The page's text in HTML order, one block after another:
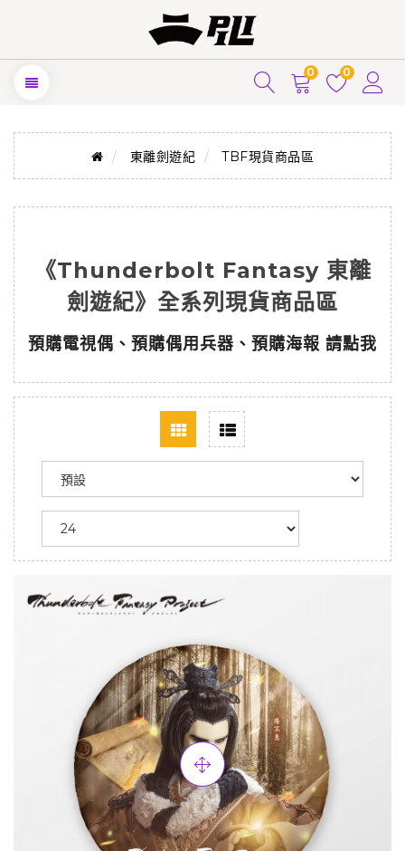
0 0
東離劍遊紀 TBF現貨商品區
《Thunderbolt Fantasy 東離
劍遊紀》全系列現貨商品區
預購電視偶、預購偶用兵器、預購海報 請點我